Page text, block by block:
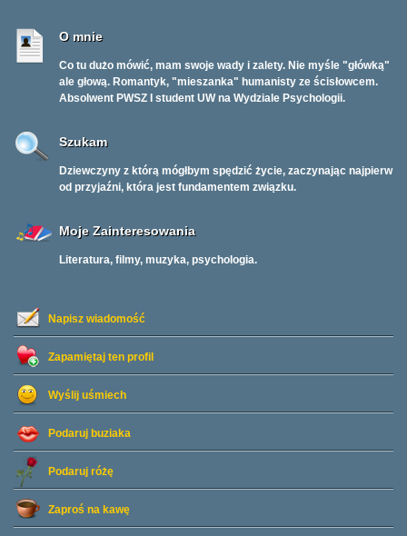
Napisz wiadomość
Zapamiętaj ten profil
Wyślij uśmiech
Podaruj buziaka
Podaruj różę
Zaproś na kawę
O mnie
Co tu dużo mówić, mam swoje wady i zalety. Nie myśle "główką"
ale głową. Romantyk, "mieszanka" humanisty ze ścisłowcem.
Absolwent PWSZ I student UW na Wydziale Psychologii.
Szukam
Dziewczyny z którą mógłbym spędzić życie, zaczynając najpierw
od przyjaźni, która jest fundamentem związku.
Moje Zainteresowania
Literatura, filmy, muzyka, psychologia.